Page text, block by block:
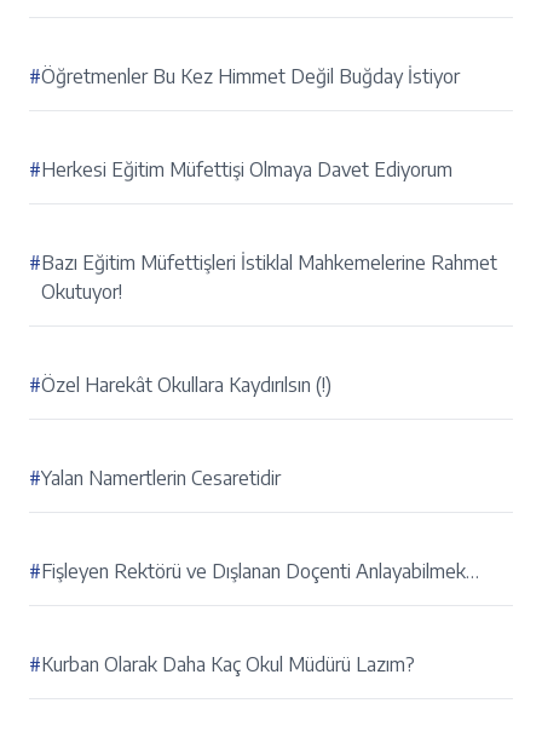
#Öğretmenler Bu Kez Himmet Değil Buğday İstiyor
#Herkesi Eğitim Müfettişi Olmaya Davet Ediyorum
#Bazı Eğitim Müfettişleri İstiklal Mahkemelerine Rahmet
Okutuyor!
#Özel Harekât Okullara Kaydırılsın (!)
#Yalan Namertlerin Cesaretidir
#Fişleyen Rektörü ve Dışlanan Doçenti Anlayabilmek…
#Kurban Olarak Daha Kaç Okul Müdürü Lazım?